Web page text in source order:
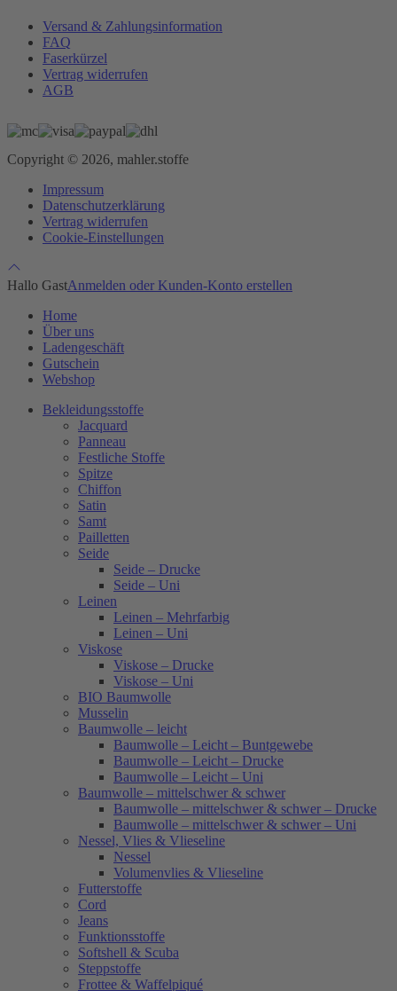
Versand & Zahlungsinformation
FAQ
Faserkürzel
Vertrag widerrufen
AGB
Copyright © 2026, mahler.stoffe
Impressum
Datenschutzerklärung
Vertrag widerrufen
Cookie-Einstellungen
Hallo GastAnmelden oder Kunden-Konto erstellen
Home
Über uns
Ladengeschäft
Gutschein
Webshop
Bekleidungsstoffe
Jacquard
Panneau
Festliche Stoffe
Spitze
Chiffon
Satin
Samt
Pailletten
Seide
Seide – Drucke
Seide – Uni
Leinen
Leinen – Mehrfarbig
Leinen – Uni
Viskose
Viskose – Drucke
Viskose – Uni
BIO Baumwolle
Musselin
Baumwolle – leicht
Baumwolle – Leicht – Buntgewebe
Baumwolle – Leicht – Drucke
Baumwolle – Leicht – Uni
Baumwolle – mittelschwer & schwer
Baumwolle – mittelschwer & schwer – Drucke
Baumwolle – mittelschwer & schwer – Uni
Nessel, Vlies & Vlieseline
Nessel
Volumenvlies & Vlieseline
Futterstoffe
Cord
Jeans
Funktionsstoffe
Softshell & Scuba
Steppstoffe
Frottee & Waffelpiqué